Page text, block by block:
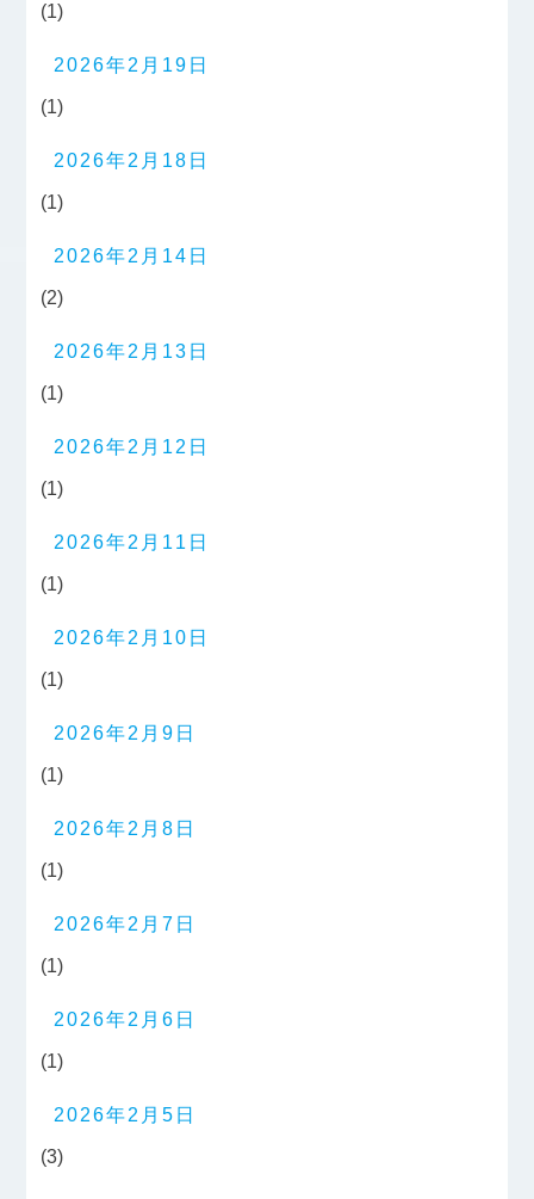
(1)
2026年2月19日
(1)
2026年2月18日
(1)
2026年2月14日
(2)
2026年2月13日
(1)
2026年2月12日
(1)
2026年2月11日
(1)
2026年2月10日
(1)
2026年2月9日
(1)
2026年2月8日
(1)
2026年2月7日
(1)
2026年2月6日
(1)
2026年2月5日
(3)